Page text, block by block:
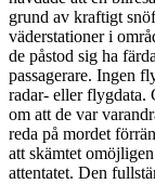
grund av kraftigt
väderstationer i
de påstod sig ha
passagerare. Ingen
radar- eller flygdata.
om att de var
reda på mordet
att skämtet
attentatet. Den